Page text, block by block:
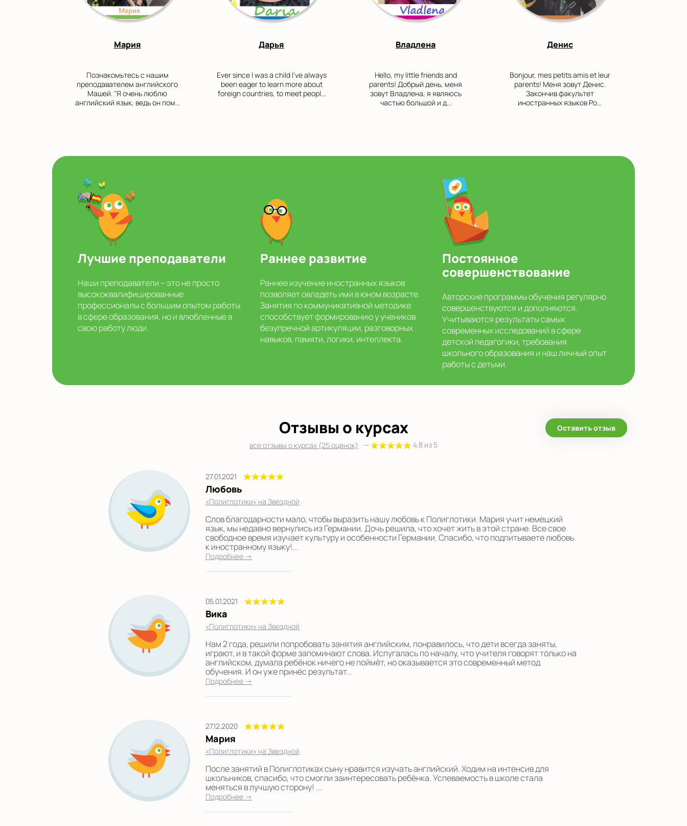
Мария
Познакомьтесь с нашим
преподавателем английского
Машей. "Я очень люблю
английский язык, ведь он пом...
Дарья
Ever since I was a child I've always
been eager to learn more about
foreign countries, to meet peopl...
Владлена
Hello, my little friends and
parents! Добрый день, меня
зовут Владлена, я являюсь
частью большой и д...
Денис
Bonjour, mes petits amis et leur
parents! Меня зовут Денис.
Закончив факультет
иностранных языков Ро...
Лучшие преподаватели
Наши преподаватели – это не просто
высококвалифицированные
профессионалы с большим опытом работы
в сфере образования, но и влюбленные в
свою работу люди.
Раннее развитие
Раннее изучение иностранных языков
позволяет овладеть ими в юном возрасте.
Занятия по коммуникативной методике
способствует формированию у учеников
безупречной артикуляции, разговорных
навыков, памяти, логики, интеллекта.
Постоянное
совершенствование
Авторские программы обучения регулярно
совершенствуются и дополняются.
Учитываются результаты самых
современных исследований в сфере
детской педагогики, требования
школьного образования и наш личный опыт
работы с детьми.
Отзывы о курсах
все отзывы о курсах (25 оценок) — 4.8 из 5
Оставить отзыв
27.01.2021
Любовь
«Полиглотики» на Звездной
Слов благодарности мало, чтобы выразить нашу любовь к Полиглотики. Мария учит немецкий
язык, мы недавно вернулись из Германии. Дочь решила, что хочет жить в этой стране. Все свое
свободное время изучает культуру и особенности Германии. Спасибо, что подпитываете любовь
к иностранному языку!...
Подробнее →
05.01.2021
Вика
«Полиглотики» на Звездной
Нам 2 года, решили попробовать занятия английским, понравилось, что дети всегда заняты,
играют, и в такой форме запоминают слова. Испугалась по началу, что учителя говорят только на
английском, думала ребёнок ничего не поймёт, но оказывается это современный метод
обучения. И он уже принёс результат...
Подробнее →
27.12.2020
Мария
«Полиглотики» на Звездной
После занятий в Полиглотиках сыну нравится изучать английский. Ходим на интенсив для
школьников, спасибо, что смогли заинтересовать ребёнка. Успеваемость в школе стала
меняться в лучшую сторону! ...
Подробнее →